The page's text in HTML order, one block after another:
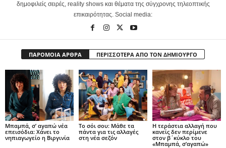
δημοφιλείς σειρές, reality shows και θέματα της σύγχρονης τηλεοπτικής
επικαιρότητας. Social media:
ΠΑΡΟΜΟΙΑ ΑΡΘΡΑ ΠΕΡΙΣΣΟΤΕΡΑ ΑΠΟ ΤΟΝ ΔΗΜΙΟΥΡΓΟ
Μπαμπά, σ’ αγαπώ νέα
επεισόδια: Χάνει το
νηπιαγωγείο η Βιργινία
Το σόι σου: Μάθε τα
πάντα για τις αλλαγές
στη νέα σεζόν
Η τεράστια αλλαγή που
κανείς δεν περίμενε
στον β΄κύκλο του
«Μπαμπά, σ’αγαπώ»